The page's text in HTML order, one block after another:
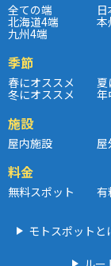
全ての端
北海道4端 本
九州4端
季節
春にオススメ 夏
冬にオススメ 年
施設
屋内施設
料金
無料スポット 有
モトスポットと